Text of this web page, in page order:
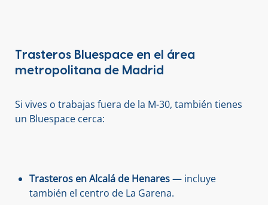
Trasteros Bluespace en el área
metropolitana de Madrid
Si vives o trabajas fuera de la M-30, también tienes
un Bluespace cerca:
Trasteros en Alcalá de Henares— incluye
también el centro de La Garena.